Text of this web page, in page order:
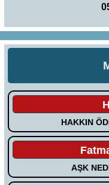
HAKKIN
AŞK